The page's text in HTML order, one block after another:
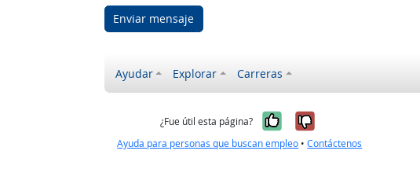
Enviar mensaje
Ayudar Explorar Carreras
¿Fue útil esta página? Sí, fue útil
No, no fue
Ayuda para personas que buscan empleo •Contáctenos